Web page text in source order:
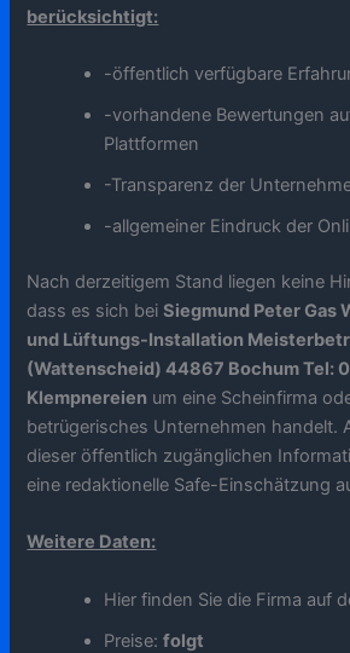
berücksichtigt:
-öffentlich verfügbare
-vorhandene Bewertungen
Plattformen
-Transparenz der
-allgemeiner Eindruck der
Nach derzeitigem Stand liegen keine
dass es sich bei Siegmund Peter Gas
und Lüftungs-Installation
(Wattenscheid) 44867 Bochum Tel:
Klempnereien um eine Scheinfirma
betrügerisches Unternehmen handelt.
dieser öffentlich zugänglichen
eine redaktionelle Safe-Einschätzung
Weitere Daten:
Hier finden Sie die Firma auf
Preise:folgt